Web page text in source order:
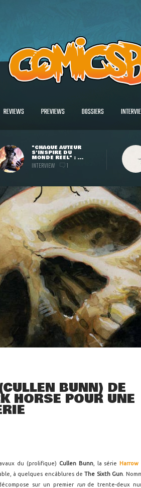
REVIEWS PREVIEWS DOSSIERS
"CHAQUE AUTEUR
S'INSPIRE DU
MONDE RÉEL" : ...
INTERVIEW 1
BUNN) DE
HORSE POUR UNE
du (prolifique) Cullen Bunn, la série Harrow
à quelques encâblures deThe Sixth Gun .
sur un premier runde trente-deux